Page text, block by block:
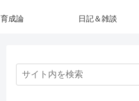
育成論 日記＆雑談